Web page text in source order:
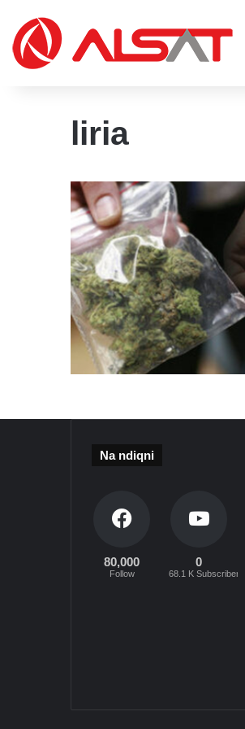
liria
Na ndiqni
80,000
Follow
0
68.1 K Subscribers